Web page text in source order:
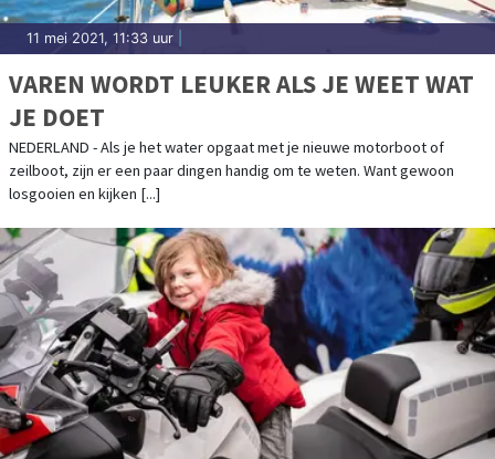
11 mei 2021, 11:33 uur
VAREN WORDT LEUKER ALS JE WEET WAT
JE DOET
NEDERLAND - Als je het water opgaat met je nieuwe motorboot of
zeilboot, zijn er een paar dingen handig om te weten. Want gewoon
losgooien en kijken [...]